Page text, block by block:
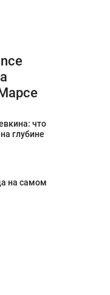
что
глубине
на самом